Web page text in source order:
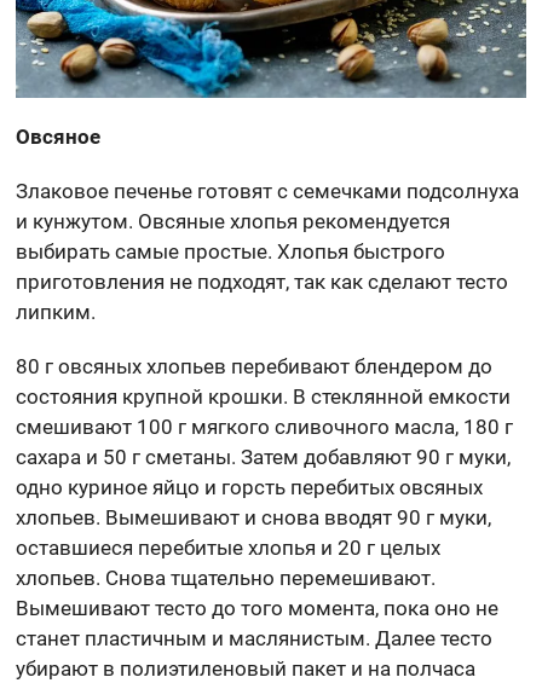
Овсяное
Злаковое печенье готовят с семечками подсолнуха
и кунжутом. Овсяные хлопья рекомендуется
выбирать самые простые. Хлопья быстрого
приготовления не подходят, так как сделают тесто
липким.
80 г овсяных хлопьев перебивают блендером до
состояния крупной крошки. В стеклянной емкости
смешивают 100 г мягкого сливочного масла, 180 г
сахара и 50 г сметаны. Затем добавляют 90 г муки,
одно куриное яйцо и горсть перебитых овсяных
хлопьев. Вымешивают и снова вводят 90 г муки,
оставшиеся перебитые хлопья и 20 г целых
хлопьев. Снова тщательно перемешивают.
Вымешивают тесто до того момента, пока оно не
станет пластичным и маслянистым. Далее тесто
убирают в полиэтиленовый пакет и на полчаса